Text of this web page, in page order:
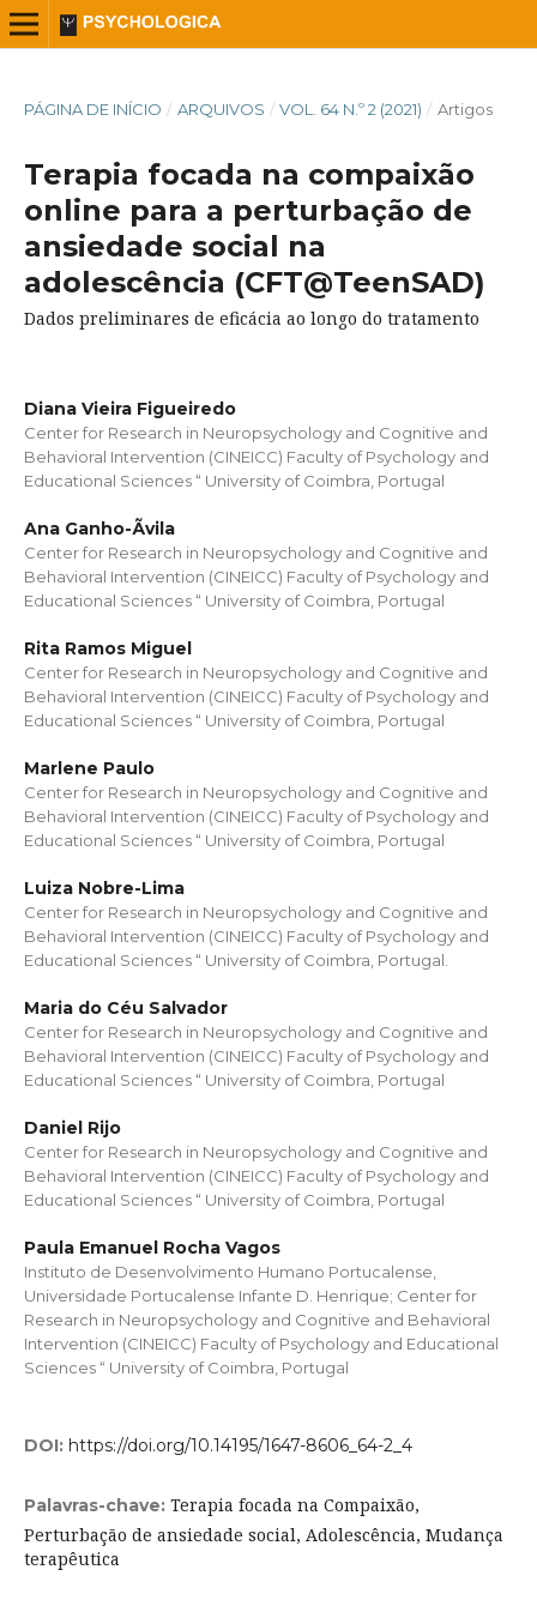
PÁGINA DE INÍCIO / ARQUIVOS / VOL. 64 N.º 2 (2021) / Artigos
Terapia focada na compaixão
online para a perturbação de
ansiedade social na
adolescência (CFT@TeenSAD)
Dados preliminares de eficácia ao longo do tratamento
Diana Vieira Figueiredo
Center for Research in Neuropsychology and Cognitive and
Behavioral Intervention (CINEICC) Faculty of Psychology and
Educational Sciences “ University of Coimbra, Portugal
Ana Ganho-Ãvila
Center for Research in Neuropsychology and Cognitive and
Behavioral Intervention (CINEICC) Faculty of Psychology and
Educational Sciences “ University of Coimbra, Portugal
Rita Ramos Miguel
Center for Research in Neuropsychology and Cognitive and
Behavioral Intervention (CINEICC) Faculty of Psychology and
Educational Sciences “ University of Coimbra, Portugal
Marlene Paulo
Center for Research in Neuropsychology and Cognitive and
Behavioral Intervention (CINEICC) Faculty of Psychology and
Educational Sciences “ University of Coimbra, Portugal
Luiza Nobre-Lima
Center for Research in Neuropsychology and Cognitive and
Behavioral Intervention (CINEICC) Faculty of Psychology and
Educational Sciences “ University of Coimbra, Portugal.
Maria do Céu Salvador
Center for Research in Neuropsychology and Cognitive and
Behavioral Intervention (CINEICC) Faculty of Psychology and
Educational Sciences “ University of Coimbra, Portugal
Daniel Rijo
Center for Research in Neuropsychology and Cognitive and
Behavioral Intervention (CINEICC) Faculty of Psychology and
Educational Sciences “ University of Coimbra, Portugal
Paula Emanuel Rocha Vagos
Instituto de Desenvolvimento Humano Portucalense,
Universidade Portucalense Infante D. Henrique; Center for
Research in Neuropsychology and Cognitive and Behavioral
Intervention (CINEICC) Faculty of Psychology and Educational
Sciences “ University of Coimbra, Portugal
DOI: https://doi.org/10.14195/1647-8606_64-2_4
Palavras-chave: Terapia focada na Compaixão,
Perturbação de ansiedade social, Adolescência, Mudança
terapêutica